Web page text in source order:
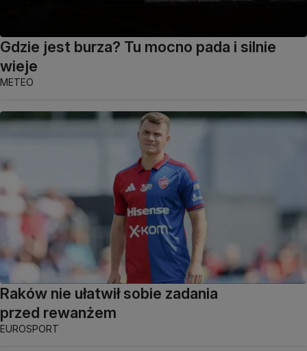
Gdzie jest burza? Tu mocno pada i silnie
wieje
METEO
Raków nie ułatwił sobie zadania
przed rewanżem
EUROSPORT